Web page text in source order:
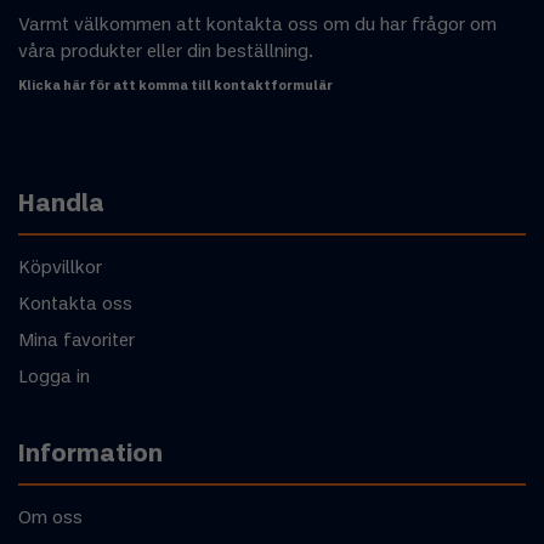
Varmt välkommen att kontakta oss om du har frågor om
våra produkter eller din beställning.
Klicka här för att komma till kontaktformulär
Handla
Köpvillkor
Kontakta oss
Mina favoriter
Logga in
Information
Om oss